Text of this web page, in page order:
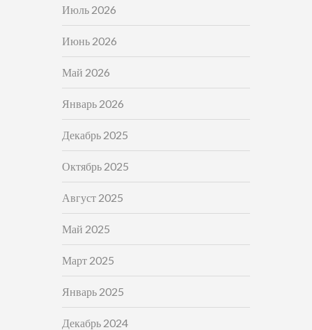
Июль 2026
Июнь 2026
Май 2026
Январь 2026
Декабрь 2025
Октябрь 2025
Август 2025
Май 2025
Март 2025
Январь 2025
Декабрь 2024